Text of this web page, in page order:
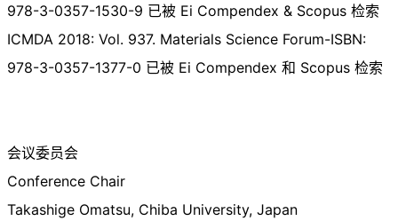
978-3-0357-1530-9 已被 Ei Compendex & Scopus 检索
ICMDA 2018: Vol. 937. Materials Science Forum-ISBN:
978-3-0357-1377-0 已被 Ei Compendex 和 Scopus 检索
会议委员会
Conference Chair
Takashige Omatsu, Chiba University, Japan